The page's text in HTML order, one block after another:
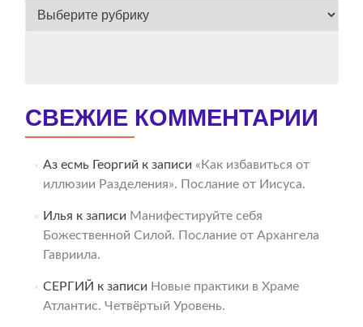
ВЕСЬ
СВЕЖИЕ КОММЕНТАРИИ
Аз есмь Георгий к записи «Как избавиться от
иллюзии Разделения». Послание от Иисуса.
Илья к записи Манифестируйте себя
Божественной Силой. Послание от Архангела
Гавриила.
СЕРГИЙ к записи Новые практики в Храме
Атлантис. Четвёртый Уровень.